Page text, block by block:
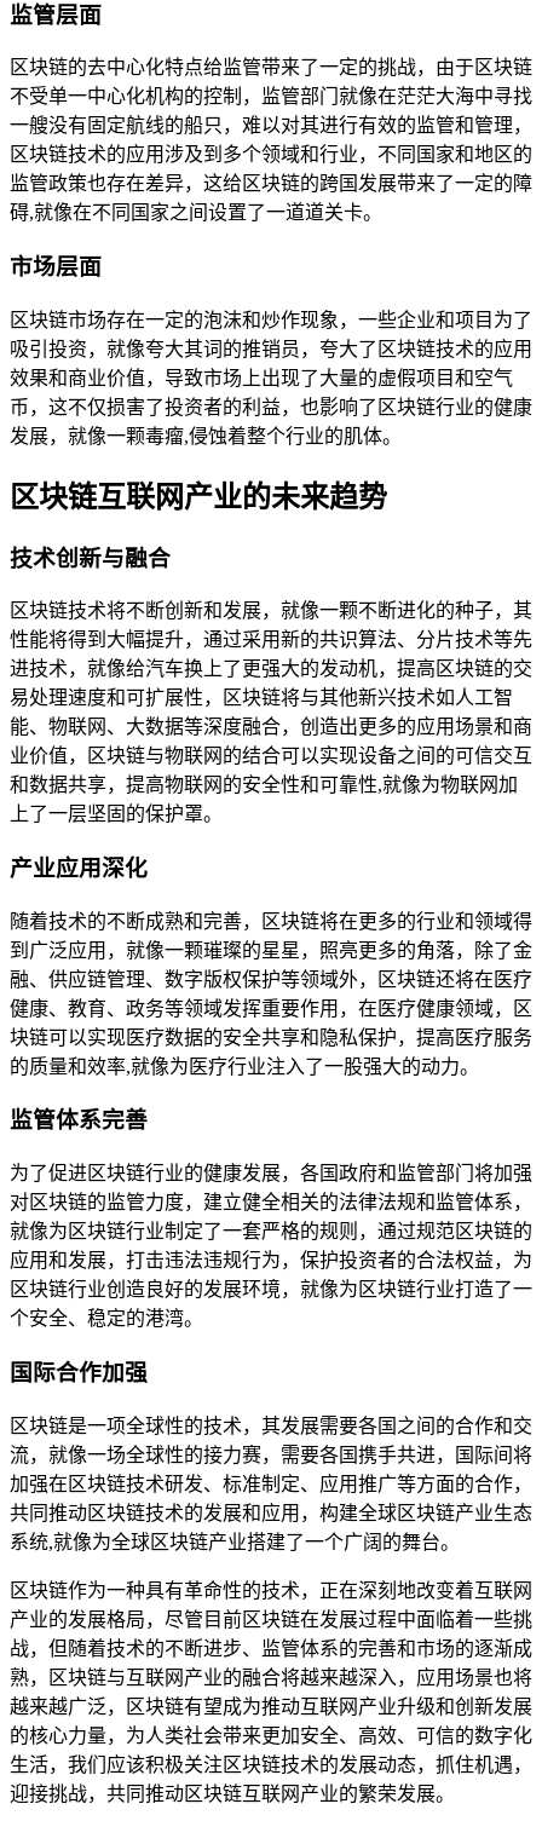
监管层面
区块链的去中心化特点给监管带来了一定的挑战，由于区块链
不受单一中心化机构的控制，监管部门就像在茫茫大海中寻找
一艘没有固定航线的船只，难以对其进行有效的监管和管理，
区块链技术的应用涉及到多个领域和行业，不同国家和地区的
监管政策也存在差异，这给区块链的跨国发展带来了一定的障
碍,就像在不同国家之间设置了一道道关卡。
市场层面
区块链市场存在一定的泡沫和炒作现象，一些企业和项目为了
吸引投资，就像夸大其词的推销员，夸大了区块链技术的应用
效果和商业价值，导致市场上出现了大量的虚假项目和空气
币，这不仅损害了投资者的利益，也影响了区块链行业的健康
发展，就像一颗毒瘤,侵蚀着整个行业的肌体。
区块链互联网产业的未来趋势
技术创新与融合
区块链技术将不断创新和发展，就像一颗不断进化的种子，其
性能将得到大幅提升，通过采用新的共识算法、分片技术等先
进技术，就像给汽车换上了更强大的发动机，提高区块链的交
易处理速度和可扩展性，区块链将与其他新兴技术如人工智
能、物联网、大数据等深度融合，创造出更多的应用场景和商
业价值，区块链与物联网的结合可以实现设备之间的可信交互
和数据共享，提高物联网的安全性和可靠性,就像为物联网加
上了一层坚固的保护罩。
产业应用深化
随着技术的不断成熟和完善，区块链将在更多的行业和领域得
到广泛应用，就像一颗璀璨的星星，照亮更多的角落，除了金
融、供应链管理、数字版权保护等领域外，区块链还将在医疗
健康、教育、政务等领域发挥重要作用，在医疗健康领域，区
块链可以实现医疗数据的安全共享和隐私保护，提高医疗服务
的质量和效率,就像为医疗行业注入了一股强大的动力。
监管体系完善
为了促进区块链行业的健康发展，各国政府和监管部门将加强
对区块链的监管力度，建立健全相关的法律法规和监管体系，
就像为区块链行业制定了一套严格的规则，通过规范区块链的
应用和发展，打击违法违规行为，保护投资者的合法权益，为
区块链行业创造良好的发展环境，就像为区块链行业打造了一
个安全、稳定的港湾。
国际合作加强
区块链是一项全球性的技术，其发展需要各国之间的合作和交
流，就像一场全球性的接力赛，需要各国携手共进，国际间将
加强在区块链技术研发、标准制定、应用推广等方面的合作，
共同推动区块链技术的发展和应用，构建全球区块链产业生态
系统,就像为全球区块链产业搭建了一个广阔的舞台。
区块链作为一种具有革命性的技术，正在深刻地改变着互联网
产业的发展格局，尽管目前区块链在发展过程中面临着一些挑
战，但随着技术的不断进步、监管体系的完善和市场的逐渐成
熟，区块链与互联网产业的融合将越来越深入，应用场景也将
越来越广泛，区块链有望成为推动互联网产业升级和创新发展
的核心力量，为人类社会带来更加安全、高效、可信的数字化
生活，我们应该积极关注区块链技术的发展动态，抓住机遇，
迎接挑战，共同推动区块链互联网产业的繁荣发展。